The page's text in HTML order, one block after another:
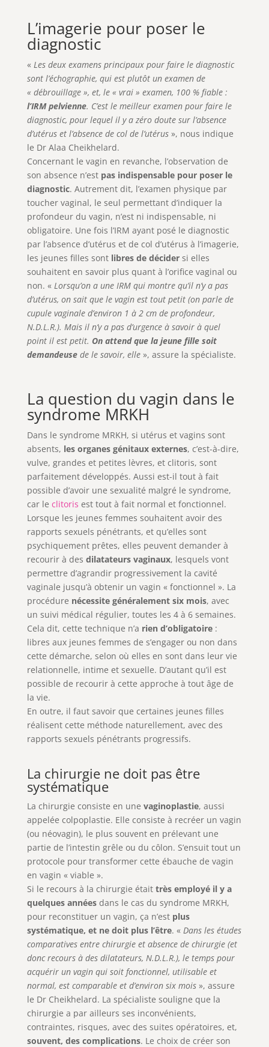
L’imagerie pour poser le
diagnostic
«Les deux examens principaux pour faire le diagnostic
sont l’échographie, qui est plutôt un examen de
« débrouillage », et, le « vrai » examen, 100 % fiable :
l’IRM pelvienne. C’est le meilleur examen pour faire le
diagnostic, pour lequel il y a zéro doute sur l’absence
d’utérus et l’absence de col de l’utérus», nous indique
le Dr Alaa Cheikhelard.
Concernant le vagin en revanche, l’observation de
son absence n’est pas indispensable pour poser le
diagnostic. Autrement dit, l’examen physique par
toucher vaginal, le seul permettant d’indiquer la
profondeur du vagin, n’est ni indispensable, ni
obligatoire. Une fois l’IRM ayant posé le diagnostic
par l’absence d’utérus et de col d’utérus à l’imagerie,
les jeunes filles sontlibres de décidersi elles
souhaitent en savoir plus quant à l’orifice vaginal ou
non. «Lorsqu’on a une IRM qui montre qu’il n’y a pas
d’utérus, on sait que le vagin est tout petit (on parle de
cupule vaginale d’environ 1 à 2 cm de profondeur,
N.D.L.R.). Mais il n’y a pas d’urgence à savoir à quel
point il est petit. On attend que la jeune fille soit
demandeuse de le savoir, elle », assure la spécialiste.
La question du vagin dans le
syndrome MRKH
Dans le syndrome MRKH, si utérus et vagins sont
absents, les organes génitaux externes, c’est-à-dire,
vulve, grandes et petites lèvres, et clitoris, sont
parfaitement développés. Aussi est-il tout à fait
possible d’avoir une sexualité malgré le syndrome,
car le clitoris est tout à fait normal et fonctionnel.
Lorsque les jeunes femmes souhaitent avoir des
rapports sexuels pénétrants, et qu’elles sont
psychiquement prêtes, elles peuvent demander à
recourir à des dilatateurs vaginaux, lesquels vont
permettre d’agrandir progressivement la cavité
vaginale jusqu’à obtenir un vagin « fonctionnel ». La
procédure nécessite généralement six mois, avec
un suivi médical régulier, toutes les 4 à 6 semaines.
Cela dit, cette technique n’a rien d’obligatoire :
libres aux jeunes femmes de s’engager ou non dans
cette démarche, selon où elles en sont dans leur vie
relationnelle, intime et sexuelle. D’autant qu’il est
possible de recourir à cette approche à tout âge de
la vie.
En outre, il faut savoir que certaines jeunes filles
réalisent cette méthode naturellement, avec des
rapports sexuels pénétrants progressifs.
La chirurgie ne doit pas être
systématique
La chirurgie consiste en une vaginoplastie, aussi
appelée colpoplastie. Elle consiste à recréer un vagin
(ou néovagin), le plus souvent en prélevant une
partie de l’intestin grêle ou du côlon. S’ensuit tout un
protocole pour transformer cette ébauche de vagin
en vagin « viable ».
Si le recours à la chirurgie était très employé il y a
quelques annéesdans le cas du syndrome MRKH,
pour reconstituer un vagin, ça n’est plus
systématique, et ne doit plus l’être. «Dans les études
comparatives entre chirurgie et absence de chirurgie (et
donc recours à des dilatateurs, N.D.L.R.), le temps pour
acquérir un vagin qui soit fonctionnel, utilisable et
normal, est comparable et d’environ six mois », assure
le Dr Cheikhelard. La spécialiste souligne que la
chirurgie a par ailleurs ses inconvénients,
contraintes, risques, avec des suites opératoires, et,
souvent, des complications. Le choix de créer son